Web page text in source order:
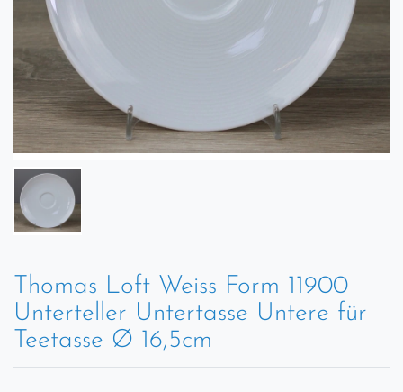
Thomas Loft Weiss Form 11900
Unterteller Untertasse Untere für
Teetasse Ø 16,5cm